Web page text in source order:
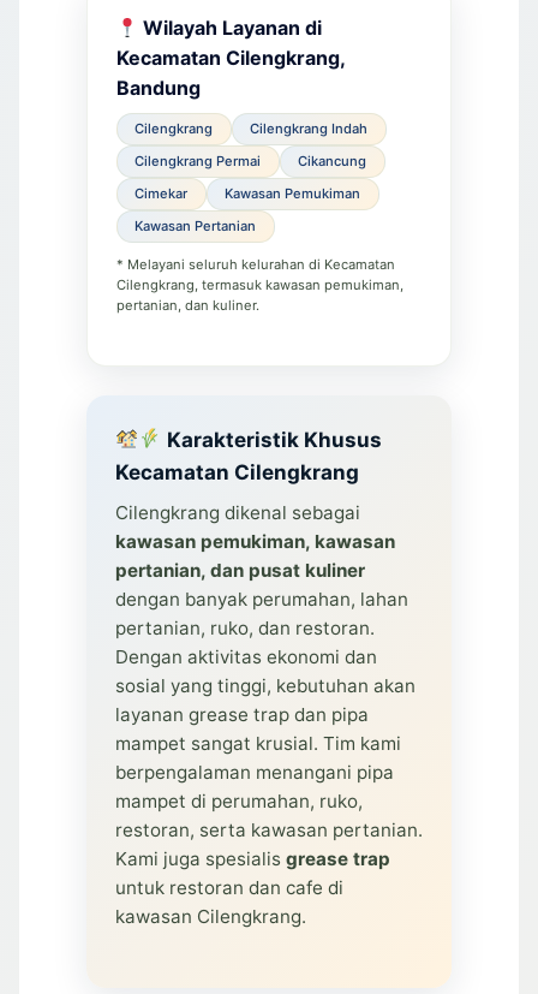
Wilayah Layanan di
Kecamatan Cilengkrang,
Bandung
Cilengkrang
Cilengkrang Indah
Cilengkrang Permai
Cikancung
Cimekar
Kawasan Pemukiman
Kawasan Pertanian
* Melayani seluruh kelurahan di Kecamatan
Cilengkrang, termasuk kawasan pemukiman,
pertanian, dan kuliner.
Karakteristik Khusus
Kecamatan Cilengkrang
Cilengkrang dikenal sebagai
kawasan pemukiman, kawasan
pertanian, dan pusat kuliner
dengan banyak perumahan, lahan
pertanian, ruko, dan restoran.
Dengan aktivitas ekonomi dan
sosial yang tinggi, kebutuhan akan
layanan grease trap dan pipa
mampet sangat krusial. Tim kami
berpengalaman menangani pipa
mampet di perumahan, ruko,
restoran, serta kawasan pertanian.
Kami juga spesialis grease trap
untuk restoran dan cafe di
kawasan Cilengkrang.